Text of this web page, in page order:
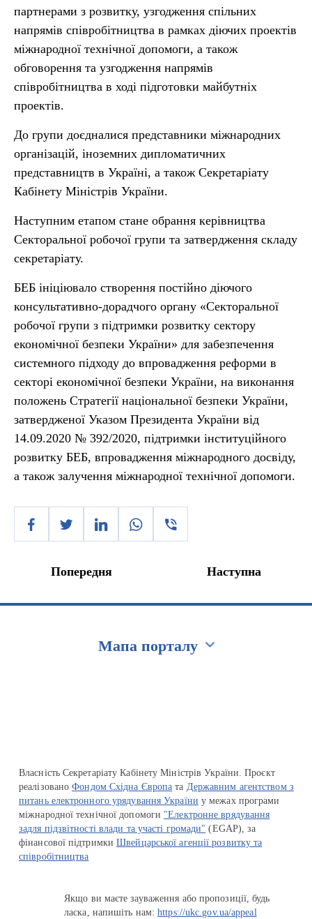
партнерами з розвитку, узгодження спільних
напрямів співробітництва в рамках діючих проектів
міжнародної технічної допомоги, а також
обговорення та узгодження напрямів
співробітництва в ході підготовки майбутніх
проектів.
До групи доєдналися представники міжнародних
організацій, іноземних дипломатичних
представництв в Україні, а також Секретаріату
Кабінету Міністрів України.
Наступним етапом стане обрання керівництва
Секторальної робочої групи та затвердження складу
секретаріату.
БЕБ ініціювало створення постійно діючого
консультативно-дорадчого органу «Секторальної
робочої групи з підтримки розвитку сектору
економічної безпеки України» для забезпечення
системного підходу до впровадження реформи в
секторі економічної безпеки України, на виконання
положень Стратегії національної безпеки України,
затвердженої Указом Президента України від
14.09.2020 № 392/2020, підтримки інституційного
розвитку БЕБ, впровадження міжнародного досвіду,
а також залучення міжнародної технічної допомоги.
Попередня Наступна
Мапа порталу
Власність Секретаріату Кабінету Міністрів України. Проєкт
реалізованоФондом Східна Європа та Державним агентством з
питань електронного урядування України у межах програми
міжнародної технічної допомоги "Електронне врядування
задля підзвітності влади та участі громади" (EGAP), за
фінансової підтримкиШвейцарської агенції розвитку та
співробітництва
Якщо ви маєте зауваження або пропозиції, будь
ласка, напишіть нам:https://ukc.gov.ua/appeal